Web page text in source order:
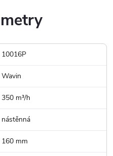
10016P
Wavin
350 m³/h
nástěnná
160 mm